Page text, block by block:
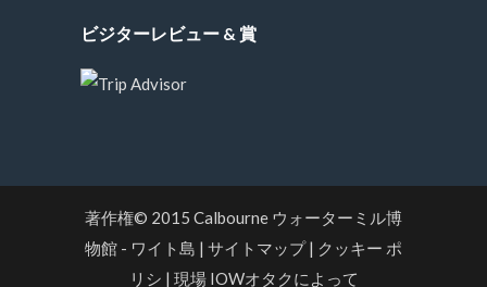
ビジターレビュー & 賞
著作権© 2015 Calbourne ウォーターミル博
物館 - ワイト島 | サイトマップ| クッキー ポ
リシ | 現場 IOWオタクによって